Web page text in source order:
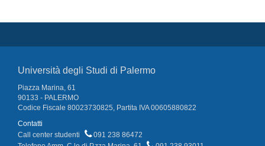
Università degli Studi di Palermo
Piazza Marina, 61
90133 - PALERMO
Codice Fiscale 80023730825, Partita IVA 00605880822
Contatti
Call center studenti
091 238 86472